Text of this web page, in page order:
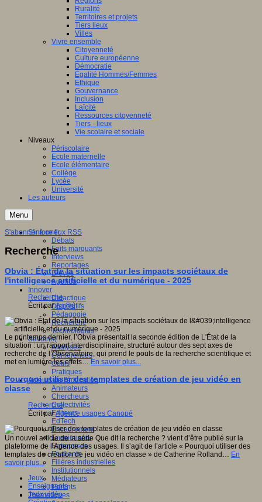
Ruralité
Territoires et projets
Tiers lieux
Villes
Vivre ensemble
Citoyenneté
Culture européenne
Démocratie
Egalité Hommes/Femmes
Ethique
Gouvernance
Inclusion
Laïcité
Ressources citoyenneté
Tiers - lieux
Vie scolaire et sociale
Niveaux
Périscolaire
Ecole maternelle
Ecole élémentaire
Collège
Lycée
Université
Les auteurs
Menu
S'informer
Débats
Faits marquants
Interviews
Reportages
Brèves
Agenda
Innover
Didactique
Dispositifs
Pédagogie
Recherche
Technologies
Savoir(s)
Analyses
Conférences
Outils
Pratiques
Acteurs de l'éducation
Animateurs
Chercheurs
Collectivités
Editeurs
EdTech
Encadrement
Enseignants
Entreprises
Etudiants
Filières industrielles
Institutionnels
Médiateurs
Parents
Thématiques
S'abonner à ce flux RSS
Recherche
Obvia : État de la situation sur les impacts sociétaux de
l'intelligence artificielle et du numérique - 2025
Recherche
Écrit parAn@é
Le printemps dernier, l’Obvia présentait la seconde édition de L'État de la
situation : un rapport interdisciplinaire, structuré autour des sept axes de
recherche de l’Observatoire, qui prend le pouls de la recherche scientifique et
met en lumière les effets… En savoir plus...
Pourquoi utiliser des templates de création de jeu vidéo en
classe
Recherche
Écrit parAgence usages Canopé
Un nouvel article de la série Que dit la recherche ? vient d’être publié sur la
plateforme de l’Agence des usages. Il s’agit de l’article « Pourquoi utiliser des
templates de création de jeu vidéo en classe » de Catherine Rolland… En
savoir plus...
Jeux
Enseignants
Jeux vidéo